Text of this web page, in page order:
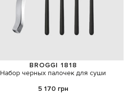
BROGGI 1818
Набор черных палочек для суши
5 170 грн